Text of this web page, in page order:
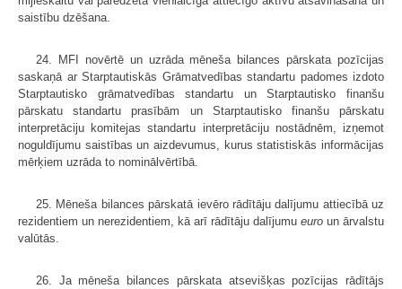
saistību dzēšana.
24. MFI novērtē un uzrāda mēneša bilances pārskata pozīcijas
saskaņā ar Starptautiskās Grāmatvedības standartu padomes izdoto
Starptautisko grāmatvedības standartu un Starptautisko finanšu
pārskatu standartu prasībām un Starptautisko finanšu pārskatu
interpretāciju komitejas standartu interpretāciju nostādnēm, izņemot
noguldījumu saistības un aizdevumus, kurus statistiskās informācijas
mērķiem uzrāda to nominālvērtībā.
25. Mēneša bilances pārskatā ievēro rādītāju dalījumu attiecībā uz
rezidentiem un nerezidentiem, kā arī rādītāju dalījumu euro un ārvalstu
valūtās.
26. Ja mēneša bilances pārskata atsevišķas pozīcijas rādītājs